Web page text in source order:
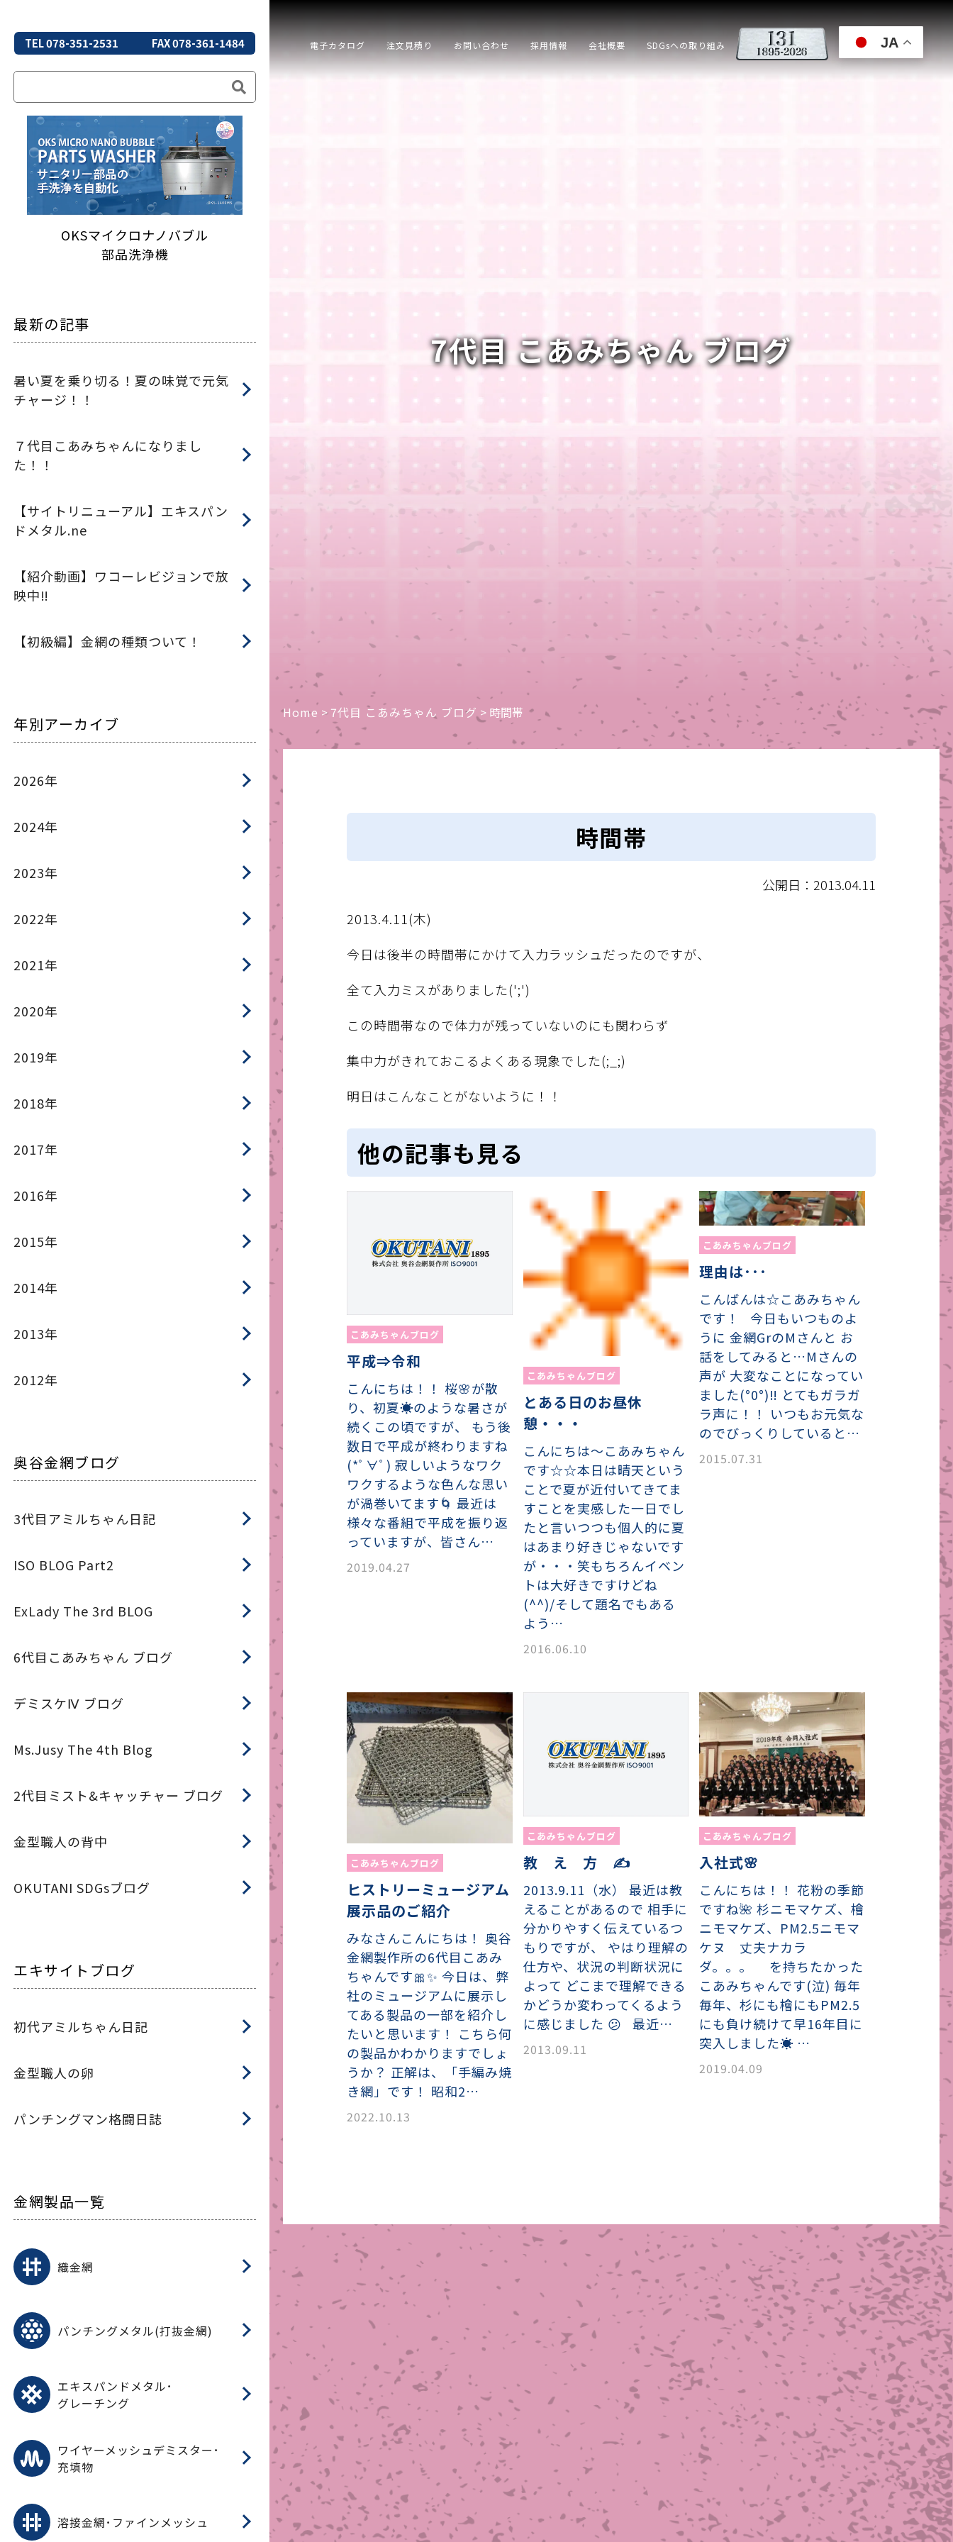
TEL 078-351-2531 FAX 078-361-1484
OKSマイクロナノバブル
部品洗浄機
最新の記事
暑い夏を乗り切る！夏の味覚で元気
チャージ！！
７代目こあみちゃんになりまし
た！！
【サイトリニューアル】エキスパン
ドメタル.ne
【紹介動画】ワコーレビジョンで放
映中‼
【初級編】金網の種類ついて！
年別アーカイブ
2026年
2024年
2023年
2022年
2021年
2020年
2019年
2018年
2017年
2016年
2015年
2014年
2013年
2012年
奥谷金網ブログ
3代目アミルちゃん日記
ISO BLOG Part2
ExLady The 3rd BLOG
6代目こあみちゃん ブログ
デミスケⅣ ブログ
Ms.Jusy The 4th Blog
2代目ミスト&キャッチャー ブログ
金型職人の背中
OKUTANI SDGsブログ
エキサイトブログ
初代アミルちゃん日記
金型職人の卵
パンチングマン格闘日誌
金網製品一覧
織金網
平織金網
平織金網網目一覧表
綾織金網
綾織金網網目一覧表
特殊線材メッシュ網目一覧
マグネステン 金網
マグネステン 金網網目一覧表
平畳織金網
綾畳織金網
クリンプ織金網
ロッククリンプ織金網
フラットトップ織金網
(滑面式金網)
トンキャップ織金網
(長目金網)
タイロッド織金網
振動篩用金網について
JIS試験用ふるい
ワイヤーネットコンベヤー
菱形金網
亀甲金網
装飾用織金網
ワイヤーゲージ（線番）
織金網加工品
パンチングメタル(打抜金網)
金型パターン
在庫リスト
造粒機及び粉砕機用
遠心分離機用
スーパーパンチング™
SUPER PUNCHING™
スーパーパンチング™
標準金型リスト
スーパーパンチング™
在庫リスト
ODSサニタリーストレーナー™
二相ステンレス鋼パンチング
メタル™
耐摩耗鋼板HARDOX®
エンボス・ディンプル加工
樹脂パンチング™
（プラスチックパンチング）
セレクト カラー・サイズ
樹脂パンチング™（PVC）
オーダーシート
CFRTP
（炭素繊維強化熱可塑性樹
脂）
パンチング™
大開孔率パンチング™
（X-OPEN AREA
PUNCHING）
C.G.P/コンピューター
グラフィックパンチング
開孔率自動計算(%)
重量自動計算(kg)
パンチングメタル加工品
エキスパンドメタル･
グレーチング
エキスパンドメタル
CFRTP EXメッシュ『CF
TON』
グレーチング
ワイヤーメッシュデミスター･
充填物
ワイヤーメッシュデミスター
蒸留用填充物
デミスター加工品
溶接金網･ファインメッシュ
溶接金網
ファインメッシュ
ファインメッシュ加工品
7代目 こあみちゃん ブログ
電子カタログ 注文見積り お問い合わせ 採用情報 会社概要 SDGsへの取り組み JA
Home >7代目 こあみちゃん ブログ > 時間帯
時間帯
公開日：2013.04.11
2013.4.11(木)
今日は後半の時間帯にかけて入力ラッシュだったのですが、
全て入力ミスがありました(';')
この時間帯なので体力が残っていないのにも関わらず
集中力がきれておこるよくある現象でした(;_;)
明日はこんなことがないように！！
他の記事も見る
こあみちゃんブログ
平成⇒令和
こんにちは！！ 桜🌸が散
り、初夏☀のような暑さが
続くこの頃ですが、 もう後
数日で平成が終わりますね
(*ﾟ∀ﾟ) 寂しいようなワク
ワクするような色んな思い
が渦巻いてます🌀 最近は
様々な番組で平成を振り返
っていますが、皆さん…
2019.04.27
こあみちゃんブログ
とある日のお昼休
憩・・・
こんにちは～こあみちゃん
です☆☆本日は晴天という
ことで夏が近付いてきてま
すことを実感した一日でし
たと言いつつも個人的に夏
はあまり好きじゃないです
が・・・笑もちろんイベン
トは大好きですけどね
(^^)/そして題名でもある
よう…
2016.06.10
こあみちゃんブログ
理由は･･･
こんばんは☆こあみちゃん
です！ 今日もいつものよ
うに 金網GrのMさんと お
話をしてみると…Mさんの
声が 大変なことになってい
ました(°0°)‼ とてもガラガ
ラ声に！！ いつもお元気な
のでびっくりしていると…
2015.07.31
こあみちゃんブログ
ヒストリーミュージアム
展示品のご紹介
みなさんこんにちは！ 奥谷
金網製作所の6代目こあみ
ちゃんです🎀✨ 今日は、弊
社のミュージアムに展示し
てある製品の一部を紹介し
たいと思います！ こちら何
の製品かわかりますでしょ
うか？ 正解は、「手編み焼
き網」です！ 昭和2…
2022.10.13
こあみちゃんブログ
教 え 方 ✍
2013.9.11（水） 最近は教
えることがあるので 相手に
分かりやすく伝えているつ
もりですが、 やはり理解の
仕方や、状況の判断状況に
よって どこまで理解できる
かどうか変わってくるよう
に感じました 😕 最近…
2013.09.11
こあみちゃんブログ
入社式🌸
こんにちは！！ 花粉の季節
ですね🌺 杉ニモマケズ、檜
ニモマケズ、PM2.5ニモマ
ケヌ 丈夫ナカラ
ダ。。。 を持ちたかった
こあみちゃんです(泣) 毎年
毎年、杉にも檜にもPM2.5
にも負け続けて早16年目に
突入しました☀ …
2019.04.09